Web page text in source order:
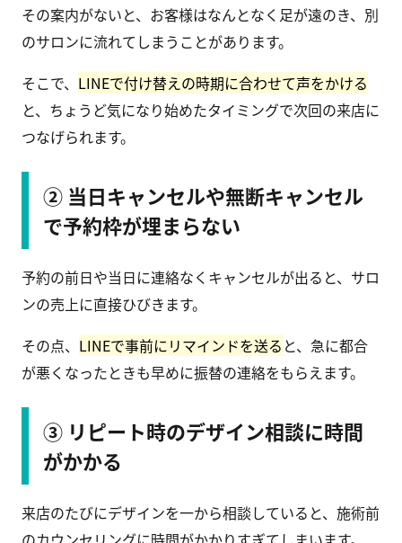
その案内がないと、お客様はなんとなく足が遠のき、別
のサロンに流れてしまうことがあります。
そこで、 LINEで付け替えの時期に合わせて声をかける
と、ちょうど気になり始めたタイミングで次回の来店に
つなげられます。
② 当日キャンセルや無断キャンセル
で予約枠が埋まらない
予約の前日や当日に連絡なくキャンセルが出ると、サロ
ンの売上に直接ひびきます。
その点、 LINEで事前にリマインドを送る と、急に都合
が悪くなったときも早めに振替の連絡をもらえます。
③ リピート時のデザイン相談に時間
がかかる
来店のたびにデザインを一から相談していると、施術前